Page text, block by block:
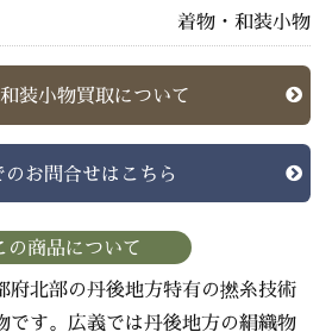
着物・和装小物
装小物買取について
のお問合せはこちら
の商品について
府北部の丹後地方特有の撚糸技術
です。広義では丹後地方の絹織物